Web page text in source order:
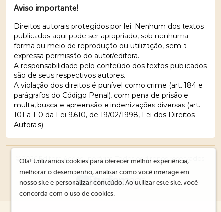
Aviso importante!
Direitos autorais protegidos por lei. Nenhum dos textos
publicados aqui pode ser apropriado, sob nenhuma
forma ou meio de reprodução ou utilização, sem a
expressa permissão do autor/editora.
A responsabilidade pelo conteúdo dos textos publicados
são de seus respectivos autores.
A violação dos direitos é punível como crime (art. 184 e
parágrafos do Código Penal), com pena de prisão e
multa, busca e apreensão e indenizações diversas (art.
101 a 110 da Lei 9.610, de 19/02/1998, Lei dos Direitos
Autorais).
© 2026 Editora Ações Literárias. Todos os direitos reservados.
Olá! Utilizamos cookies para oferecer melhor experiência,
melhorar o desempenho, analisar como você interage em
nosso site e personalizar conteúdo. Ao utilizar este site, você
concorda com o uso de cookies.